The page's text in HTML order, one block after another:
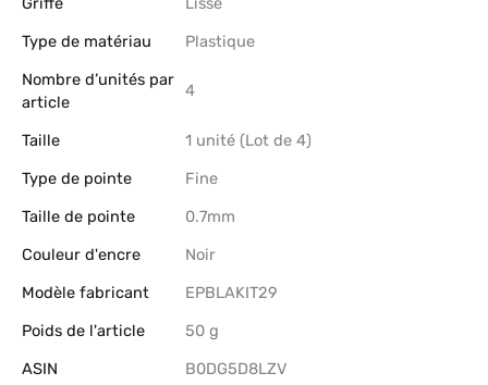
Type de matériau
‎Plastique
Nombre d’unités par
article
‎4
Taille
‎1 unité (Lot de 4)
Type de pointe
‎Fine
Taille de pointe
‎0.7mm
Couleur d'encre
‎Noir
Modèle fabricant
‎EPBLAKIT29
Poids de l'article
‎50 g
ASIN
B0DG5D8LZV